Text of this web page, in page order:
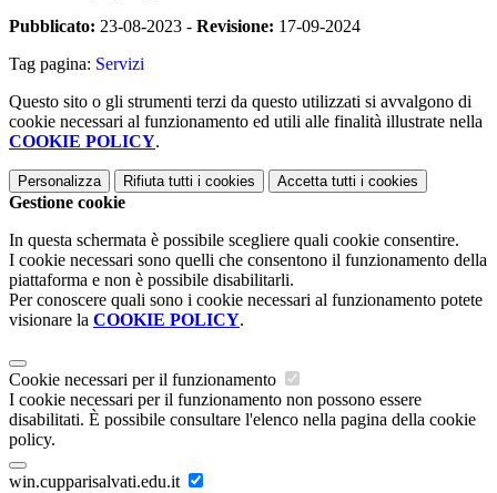
Pubblicato: 23-08-2023 - Revisione: 17-09-2024
Tag pagina: Servizi
Questo sito o gli strumenti terzi da questo utilizzati si avvalgono di
cookie necessari al funzionamento ed utili alle finalità illustrate nella
COOKIE POLICY.
Personalizza Rifiuta tutti i cookies Accetta tutti i cookies
Gestione cookie
In questa schermata è possibile scegliere quali cookie consentire.
I cookie necessari sono quelli che consentono il funzionamento della
piattaforma e non è possibile disabilitarli.
Per conoscere quali sono i cookie necessari al funzionamento potete
visionare la COOKIE POLICY.
Cookie necessari per il funzionamento
I cookie necessari per il funzionamento non possono essere
disabilitati. È possibile consultare l'elenco nella pagina della cookie
policy.
win.cupparisalvati.edu.it